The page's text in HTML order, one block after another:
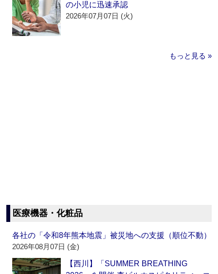
の小児に迅速承認
2026年07月07日 (火)
もっと見る »
医療機器・化粧品
各社の「令和8年熊本地震」被災地への支援（順位不動）
2026年08月07日 (金)
【西川】「SUMMER BREATHING